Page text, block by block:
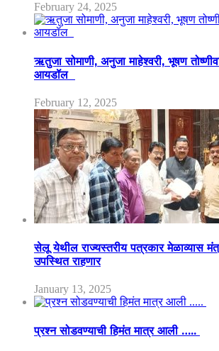
February 24, 2025
ऋतुजा सोमाणी, अनुजा माहेश्वरी, भूषण
आयडॉल
February 12, 2025
सेलू येथील राज्यस्तरीय पत्रकार मेळाव्यास
उपस्थित राहणार
January 13, 2025
प्रश्न सोडवण्याची हिमंत मात्र आली …..